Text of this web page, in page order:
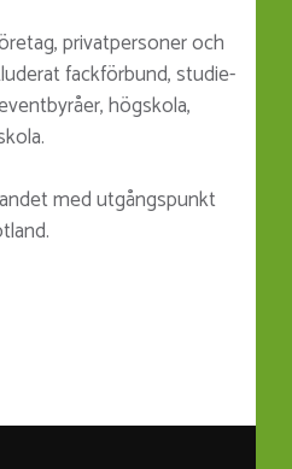
privatpersoner och
fackförbund, studie­
högskola,
med utgångspunkt